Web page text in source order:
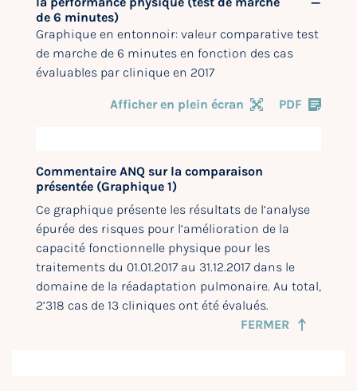
de 6 minutes)
Graphique en entonnoir: valeur comparative test
de marche de 6 minutes en fonction des cas
évaluables par clinique en 2017
Afficher en plein écran PDF
Commentaire ANQ sur la comparaison
présentée (Graphique 1)
Ce graphique présente les résultats de l’analyse
épurée des risques pour l’amélioration de la
capacité fonctionnelle physique pour les
traitements du 01.01.2017 au 31.12.2017 dans le
domaine de la réadaptation pulmonaire. Au total,
2’318 cas de 13 cliniques ont été évalués.
FERMER